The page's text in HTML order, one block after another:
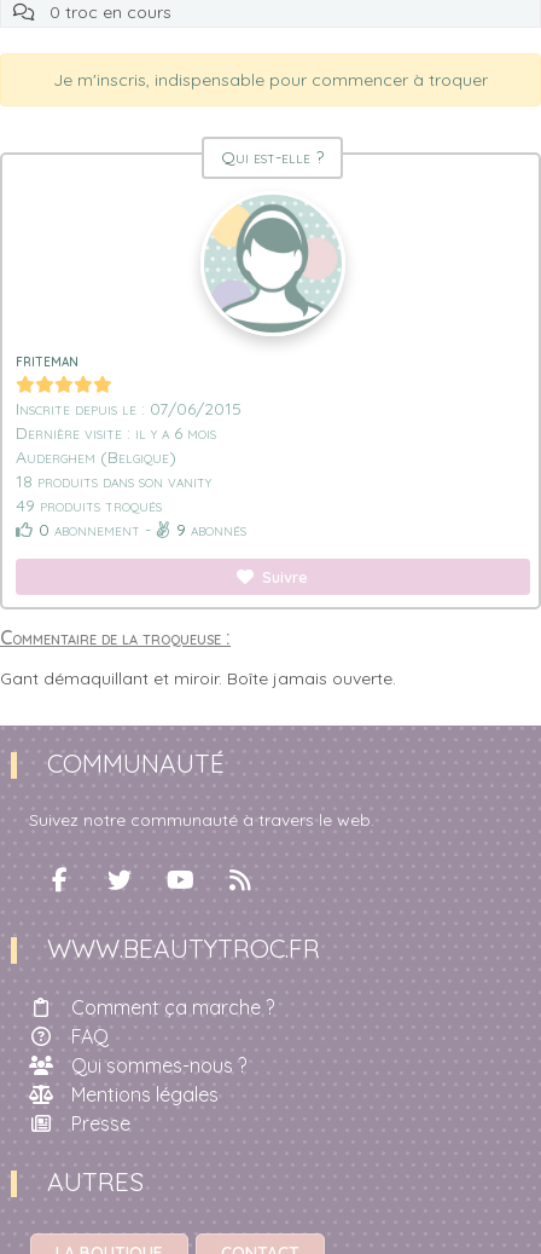
0 troc en cours
Je m'inscris, indispensable pour commencer à troquer
Qui est-elle ?
friteman
Inscrite depuis le : 07/06/2015
Dernière visite : il y a 6 mois
Auderghem (Belgique)
18 produits dans son vanity
49 produits troqués
0 abonnement - 9 abonnés
Suivre
Commentaire de la troqueuse :
Gant démaquillant et miroir. Boîte jamais ouverte.
COMMUNAUTÉ
Suivez notre communauté à travers le web.
WWW.BEAUTYTROC.FR
Comment ça marche ?
FAQ
Qui sommes-nous ?
Mentions légales
Presse
AUTRES